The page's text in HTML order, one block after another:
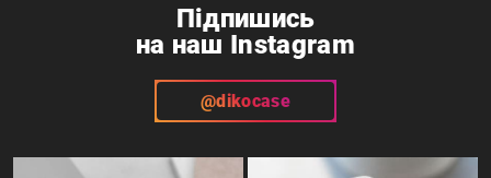
Підпишись
на наш Instagram
@dikocase